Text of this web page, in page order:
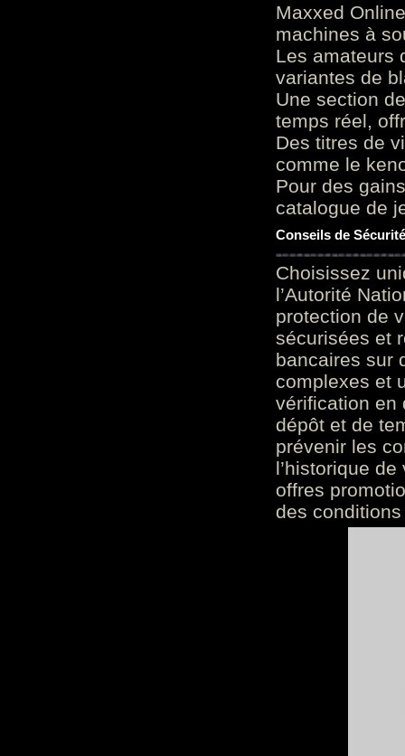
Maxxed
machines à
Les amateurs
variantes de
Une section
temps réel,
Des titres de
comme le
Pour des
catalogue de
Conseils de
Choisissez
l’Autorité
protection de
sécurisées et
bancaires sur
complexes et
vérification en
dépôt et de
prévenir les
l’historique
offres
des